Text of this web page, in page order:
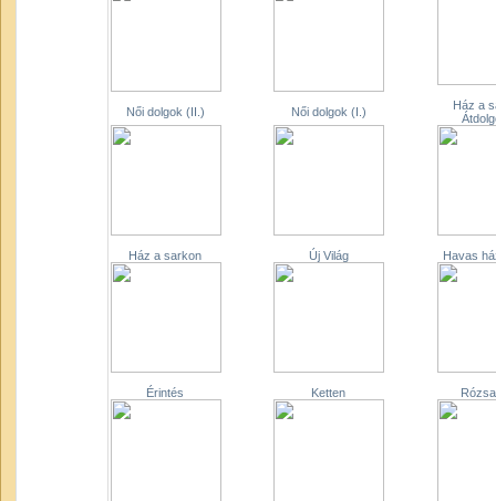
Női dolgok (II.) Női dolgok (I.)
Ház a
Ház a sarkon Új Világ Havas
Érintés Ketten